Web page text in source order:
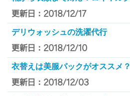
更新日：2018/12/17
デリウォッシュの洗濯代行
更新日：2018/12/10
衣替えは美服パックがオススメ？
更新日：2018/12/03